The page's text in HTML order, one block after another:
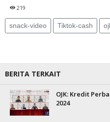
219
snack-video Tiktok-cash
BERITA TERKAIT
OJK: Kredit
2024